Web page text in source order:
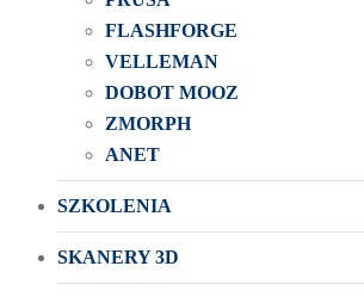
FLASHFORGE
VELLEMAN
DOBOT MOOZ
ZMORPH
ANET
SZKOLENIA
SKANERY 3D